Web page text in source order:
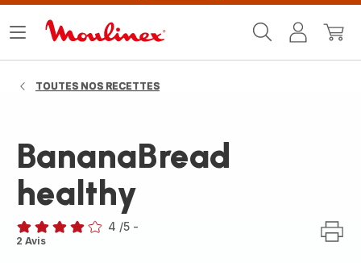
MonMon
Ouvrir
TOUTES NOS RECETTES
BananaBread
healthy
Avis
4 /5 -
2 Avis